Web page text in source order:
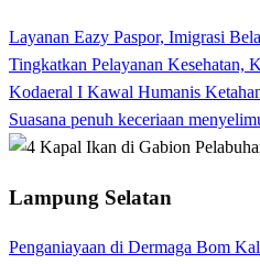
Layanan Eazy Paspor, Imigrasi
Tingkatkan Pelayanan Kesehatan,
Kodaeral I Kawal Humanis
Suasana penuh keceriaan
Lampung Selatan
Penganiayaan di Dermaga Bom